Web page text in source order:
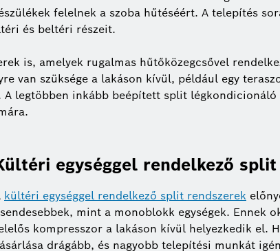
felelnek a szoba hűtéséért. A telepítés
és beltéri részeit.
is, amelyek rugalmas hűtőközegcsővel
van szüksége a lakáson kívül, például egy
A legtöbben inkább beépített split
egységgel rendelkező
kültéri egységgel rendelkező split rendszerek
mint a monoblokk egységek. Ennek
kompresszor a lakáson kívül helyezkedik el.
drágább, és nagyobb telepítési munkát